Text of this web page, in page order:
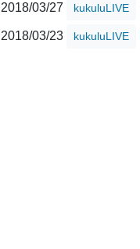
2018/03/27 kukuluLIVE
2018/03/23 kukuluLIVE